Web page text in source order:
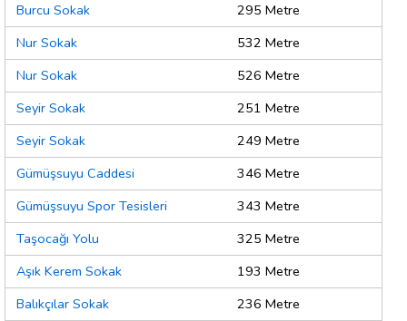
Burcu Sokak
295 Metre
Nur Sokak
532 Metre
Nur Sokak
526 Metre
Seyir Sokak
251 Metre
Seyir Sokak
249 Metre
Gümüşsuyu Caddesi
346 Metre
Gümüşsuyu Spor Tesisleri
343 Metre
Taşocağı Yolu
325 Metre
Aşık Kerem Sokak
193 Metre
Balıkçılar Sokak
236 Metre